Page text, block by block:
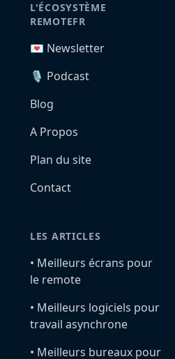
L'ÉCOSYSTÈME
REMOTEFR
💌 Newsletter
🎙️ Podcast
Blog
A Propos
Plan du site
Contact
LES ARTICLES
•️ Meilleurs écrans pour
le remote
•️ Meilleurs logiciels pour
travail asynchrone
•️ Meilleurs bureaux pour